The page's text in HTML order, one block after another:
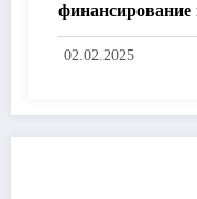
финансирование
02.02.2025